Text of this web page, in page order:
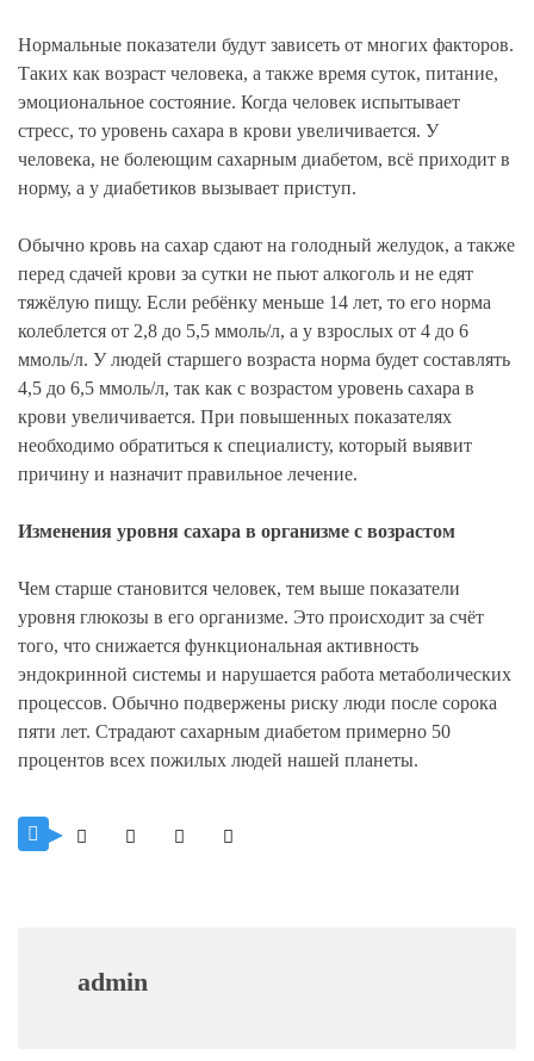
Нормальные показатели будут зависеть от многих факторов.
Таких как возраст человека, а также время суток, питание,
эмоциональное состояние. Когда человек испытывает
стресс, то уровень сахара в крови увеличивается. У
человека, не болеющим сахарным диабетом, всё приходит в
норму, а у диабетиков вызывает приступ.
Обычно кровь на сахар сдают на голодный желудок, а также
перед сдачей крови за сутки не пьют алкоголь и не едят
тяжёлую пищу. Если ребёнку меньше 14 лет, то его норма
колеблется от 2,8 до 5,5 ммоль/л, а у взрослых от 4 до 6
ммоль/л. У людей старшего возраста норма будет составлять
4,5 до 6,5 ммоль/л, так как с возрастом уровень сахара в
крови увеличивается. При повышенных показателях
необходимо обратиться к специалисту, который выявит
причину и назначит правильное лечение.
Изменения уровня сахара в организме с возрастом
Чем старше становится человек, тем выше показатели
уровня глюкозы в его организме. Это происходит за счёт
того, что снижается функциональная активность
эндокринной системы и нарушается работа метаболических
процессов. Обычно подвержены риску люди после сорока
пяти лет. Страдают сахарным диабетом примерно 50
процентов всех пожилых людей нашей планеты.
admin